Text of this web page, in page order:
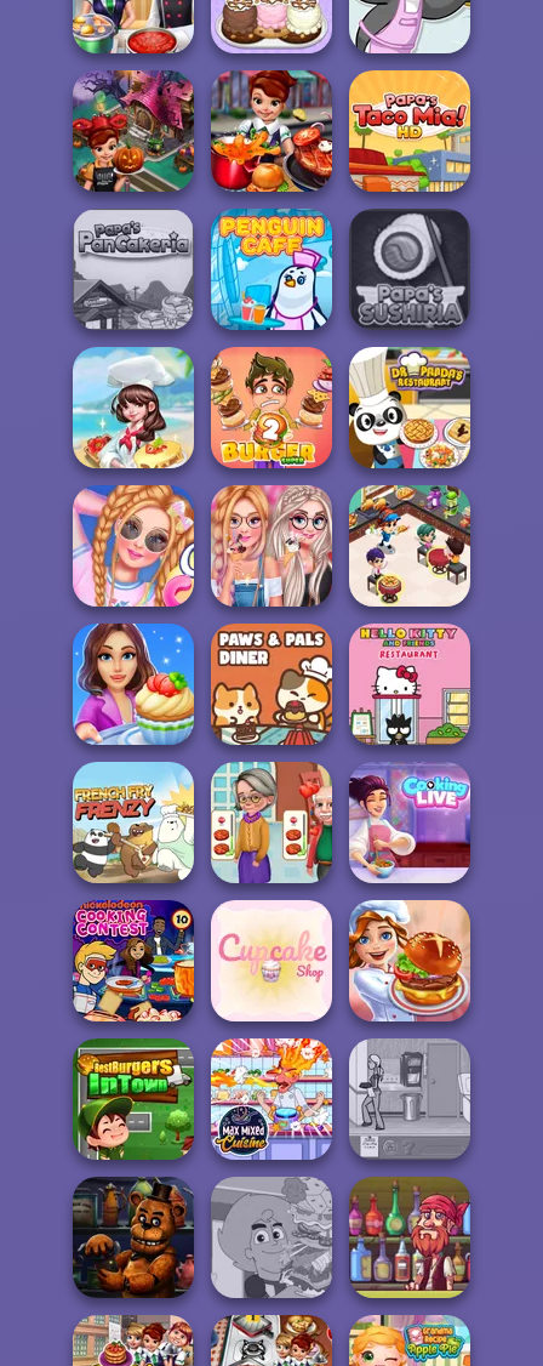
Tycoon
Burgeria
Papa's Freezeria
Cooking Frenzy
Papa's
Scooperia
Penguin Diner
Cooking Fast
Halloween
Cooking Fast Papa's Taco Mia
Papa's
Pancakeria
Penguin Cafe Papa's Sushiria
Dream Chefs Super Burger 2
Dr Panda
Restaurant
Cotton Candy
Store
Princess We Love
Ice Cream
Cooking
Restaurant
Kitchen
Cooking Stories:
Fun Cafe
Paws & Pals
Diner
Hello Kitty And
Friends Restau...
French Fry Frenzy
Cooking
Madness
Cooking Live: Be
a Chef&Cook
Nickelodeon
Cooking Contest
Cupcake Shop Cooking Festival
Best Burgers In
Town
Max Mixed
Cuisine
The Waitress